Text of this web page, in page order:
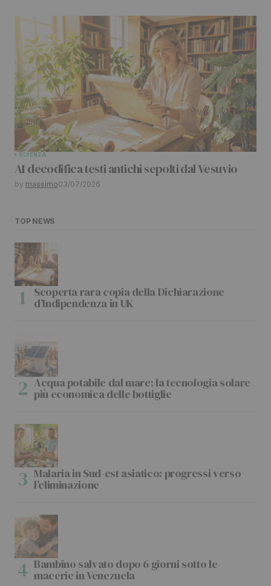
SCIENZA
AI decodifica testi antichi sepolti dal Vesuvio
by massimo03/07/2026
TOP NEWS
Scoperta rara copia della Dichiarazione
d’Indipendenza in UK
Acqua potabile dal mare: la tecnologia solare
più economica delle bottiglie
Malaria in Sud-est asiatico: progressi verso
l’eliminazione
Bambino salvato dopo 6 giorni sotto le
macerie in Venezuela